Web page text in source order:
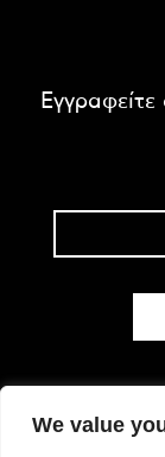
We value